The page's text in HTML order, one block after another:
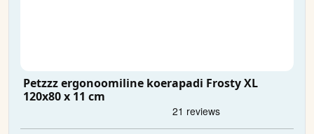
Petzzz ergonoomiline koerapadi Frosty XL
120x80 x 11 cm